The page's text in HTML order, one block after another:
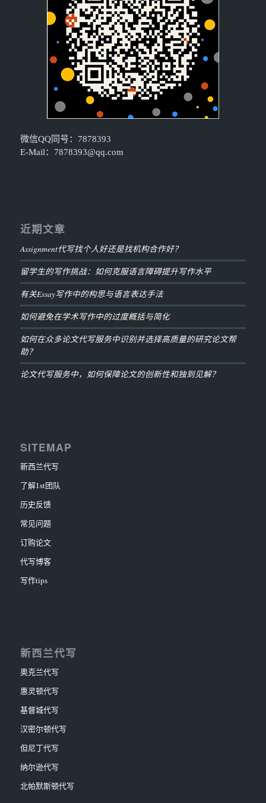
微信QQ同号：7878393
E-Mail： 7878393@qq.com
近期文章
Assignment代写找个人好还是找机构合作好？
留学生的写作挑战：如何克服语言障碍提升写作水平
有关Essay写作中的构思与语言表达手法
如何避免在学术写作中的过度概括与简化
如何在众多论文代写服务中识别并选择高质量的研究论文帮
助？
论文代写服务中，如何保障论文的创新性和独到见解？
SITEMAP
新西兰代写
了解1st团队
历史反馈
常见问题
订购论文
代写博客
写作tips
新西兰代写
奥克兰代写
惠灵顿代写
基督城代写
汉密尔顿代写
但尼丁代写
纳尔逊代写
北帕默斯顿代写